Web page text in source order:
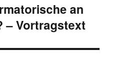
an
– Vortragstext